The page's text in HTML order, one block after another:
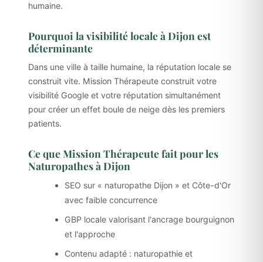
humaine.
Pourquoi la visibilité locale à Dijon est
déterminante
Dans une ville à taille humaine, la réputation locale se
construit vite. Mission Thérapeute construit votre
visibilité Google et votre réputation simultanément
pour créer un effet boule de neige dès les premiers
patients.
Ce que Mission Thérapeute fait pour les
Naturopathes à Dijon
SEO sur « naturopathe Dijon » et Côte-d'Or
avec faible concurrence
GBP locale valorisant l'ancrage bourguignon
et l'approche
Contenu adapté : naturopathie et